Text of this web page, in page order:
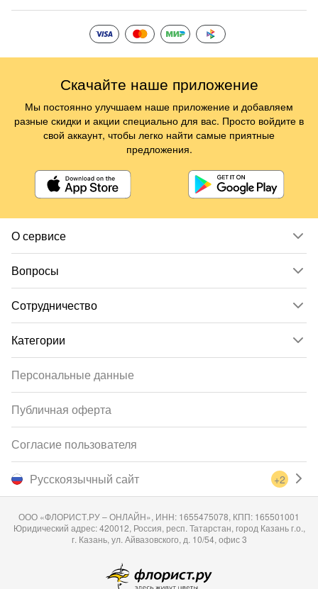
О сервисе
Вопросы
Сотрудничество
Категории
Русскоязычный сайт +2
Персональные данные
Публичная оферта
Согласие пользователя
ООО «ФЛОРИСТ.РУ – ОНЛАЙН», ИНН: 1655475078, КПП: 165501001
Юридический адрес: 420012, Россия, респ. Татарстан, город Казань г.о.,
г. Казань, ул. Айвазовского, д. 10/54, офис 3
Скачайте наше приложение
Мы постоянно улучшаем наше приложение и добавляем
разные скидки и акции специально для вас. Просто войдите в
свой аккаунт, чтобы легко найти самые приятные
предложения.